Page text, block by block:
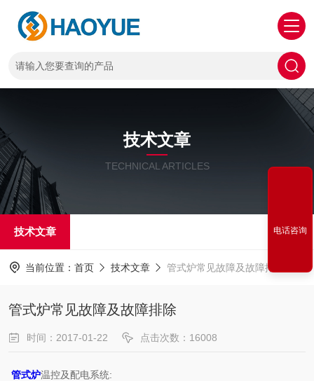
技术文章
TECHNICAL ARTICLES
技术文章
当前位置： 首页 技术文章 管式炉常见故障及故障排除
管式炉常见故障及故障排除
时间：2017-01-22 点击次数：16008
管式炉温控及配电系统:
电话咨询